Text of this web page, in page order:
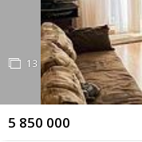
5 850 000
13